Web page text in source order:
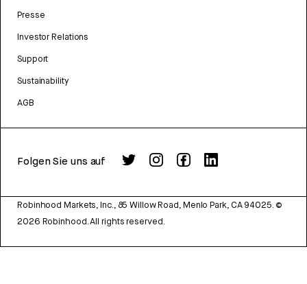
Presse
Investor Relations
Support
Sustainability
AGB
Folgen Sie uns auf
Robinhood Markets, Inc., 85 Willow Road, Menlo Park, CA 94025. ©
2026 Robinhood. All rights reserved.